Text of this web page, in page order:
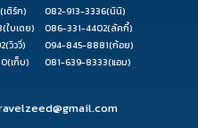
(เติร์ก) 082-913-3336(นินิ)
(ใบเตย) 086-331-4402(ลัคกี้)
(วิววี่) 094-845-8881(ก้อย)
(เก็บ) 081-639-8333(แอม)